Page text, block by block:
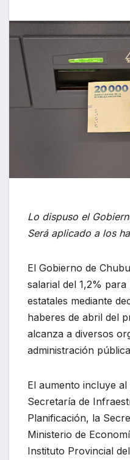
Lo dispuso el
Será aplicado a los
El Gobierno de
salarial del 1,2%
estatales mediante
haberes de abril del
alcanza a diversos
administración
El aumento incluye
Secretaría de
Planificación, la
Ministerio de
Instituto Provincial